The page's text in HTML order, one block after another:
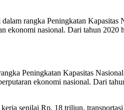
rangka Peningkatan Kapasitas
ekonomi nasional. Dari tahun
Peningkatan Kapasitas
ekonomi nasional. Dari
senilai Rp. 18 triliun,